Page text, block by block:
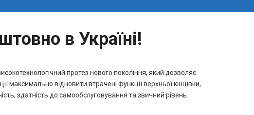
в Україні!
протез нового покоління, який дозволяє
максимально відновити втрачені функції верхньої кінцівки,
здатність до самообслуговування та звичний рівень